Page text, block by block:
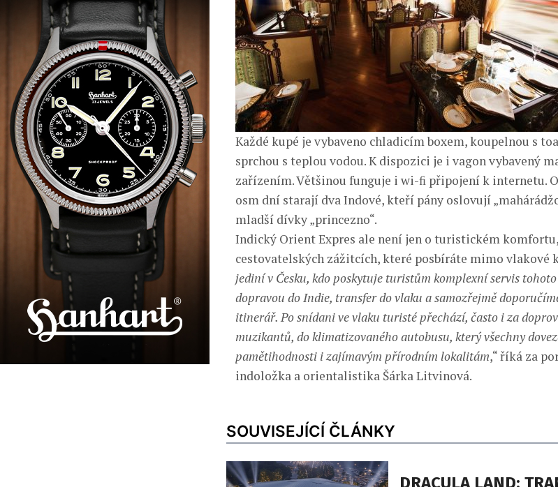
Každé kupé je vybaveno chladicím boxem, koupelnou s
sprchou s teplou vodou. K dispozici je i vagon vybavený
zařízením. Většinou funguje i wi-ﬁ připojení k internetu. O
osm dní starají dva Indové, kteří pány oslovují
mladší dívky „princezno“.
Indický Orient Expres ale není jen o turistickém
cestovatelských zážitcích, které posbíráte mimo vlakové
jediní v Česku, kdo poskytuje turistům komplexní servis
dopravou do Indie, transfer do vlaku a samozřejmě
itinerář. Po snídani ve vlaku turisté přechází, často i za
muzikantů, do klimatizovaného autobusu, který všechny
pamětihodnosti i zajímavým přírodním lokalitám,“ říká za
indoložka a orientalistika Šárka Litvinová.
SOUVISEJÍCÍ ČLÁNKY
DRACULA LAND: